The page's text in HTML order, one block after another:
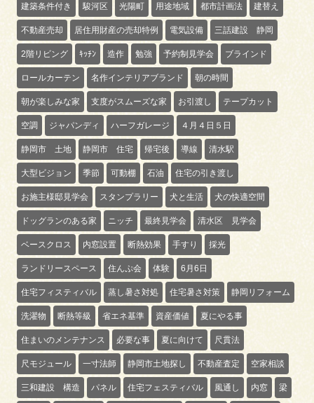
建築条件付き 駿河区 光陽町 用途地域 都市計画法 建替え
不動産売却 居住用財産の売却特例 電気設備 三話建設 静岡
2階リビング ｷｯﾁﾝ 造作 勉強 予約制見学会 ブラインド
ロールカーテン 名作インテリアブランド 朝の時間
朝が楽しみな家 支度がスムーズな家 お引渡し テープカット
空調 ジャパンディ ハーフガレージ ４月４日５日
静岡市 土地 静岡市 住宅 帰宅後 導線 清水駅
大型ビジョン 季節 可動棚 石油 住宅の引き渡し
お施主様邸見学会 スタンプラリー 犬と生活 犬の快適空間
ドッグランのある家 ニッチ 最終見学会 清水区 見学会
ベースクロス 内窓設置 断熱効果 手すり 採光
ランドリースペース 住んぷ会 体験 6月6日
住宅フィスティバル 蒸し暑さ対処 住宅暑さ対策 静岡リフォーム
洗濯物 断熱等級 省エネ基準 資産価値 夏にやる事
住まいのメンテナンス 必要な事 夏に向けて 尺貫法
尺モジュール 一寸法師 静岡市土地探し 不動産査定 空家相談
三和建設 構造 パネル 住宅フェスティバル 風通し 内窓 梁